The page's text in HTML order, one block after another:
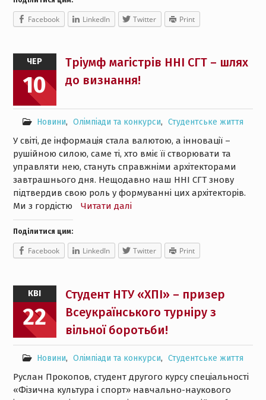
Facebook LinkedIn Twitter Print
ЧЕР
10
Тріумф магістрів ННІ СГТ – шлях
до визнання!
Новини, Олімпіади та конкурси, Студентське життя
У світі, де інформація стала валютою, а інновації –
рушійною силою, саме ті, хто вміє її створювати та
управляти нею, стануть справжніми архітекторами
завтрашнього дня. Нещодавно наш ННІ СГТ знову
підтвердив свою роль у формуванні цих архітекторів.
Ми з гордістю
Читати далі
Поділитися цим:
Facebook LinkedIn Twitter Print
КВІ
22
Студент НТУ «ХПІ» – призер
Всеукраїнського турніру з
вільної боротьби!
Новини, Олімпіади та конкурси, Студентське життя
Руслан Прокопов, студент другого курсу спеціальності
«Фізична культура і спорт» навчально-наукового